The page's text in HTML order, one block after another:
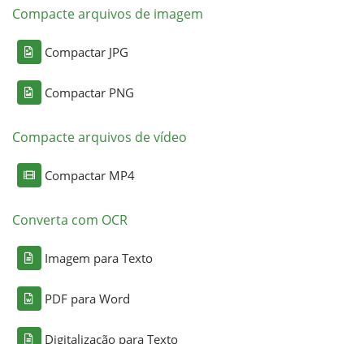
Compacte arquivos de imagem
Compactar JPG
Compactar PNG
Compacte arquivos de vídeo
Compactar MP4
Converta com OCR
Imagem para Texto
PDF para Word
Digitalização para Texto